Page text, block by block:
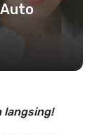
langsing!